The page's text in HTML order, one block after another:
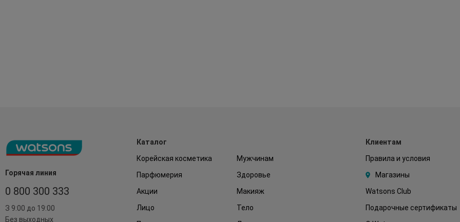
Горячая линия
0 800 300 333
З 9:00 до 19:00
Без выходных
Каталог
Корейская косметика
Мужчинам
Парфюмерия
Здоровье
Акции
Макияж
Лицо
Тело
Клиентам
Правила и условия
Магазины
Watsons Club
Подарочные сертификаты